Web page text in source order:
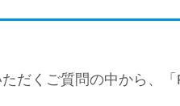
だくご質問の中から、「